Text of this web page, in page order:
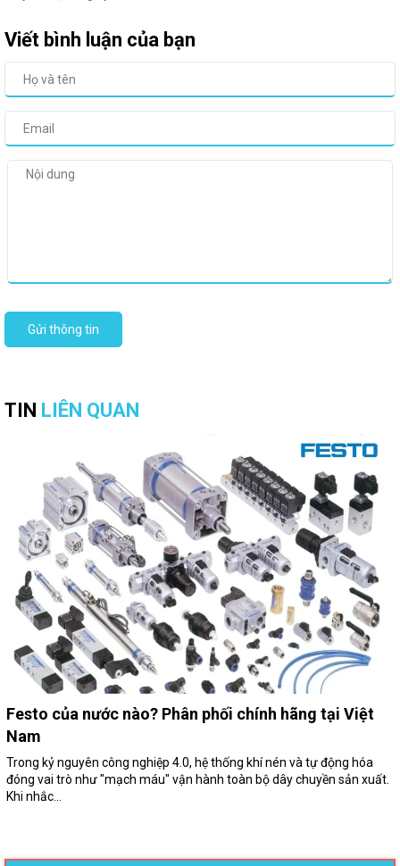
Viết bình luận của bạn
Gửi thông tin
TIN LIÊN QUAN
Festo của nước nào? Phân phối chính hãng tại Việt
Nam
Trong kỷ nguyên công nghiệp 4.0, hệ thống khí nén và tự động hóa
đóng vai trò như "mạch máu" vận hành toàn bộ dây chuyền sản xuất.
Khi nhắc...